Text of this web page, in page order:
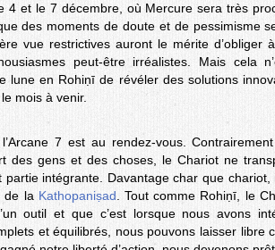
4 et le 7 décembre, où Mercure sera très
des moments de doute et de pessimisme
vue restrictives auront le mérite d’obliger
peut-être irréalistes. Mais cela
lune en Rohiṇī de révéler des solutions
mois à venir.
7 est au rendez-vous.
des gens et des choses, le Chariot ne
partie intégrante. Davantage char que chariot,
de la Kathopaniṣad . Tout comme Rohiṇī, le
outil et que c’est lorsque nous avons
et équilibrés, nous pouvons laisser libre